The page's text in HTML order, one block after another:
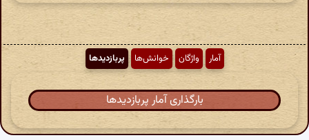
آمار واژگان خوانش‌ها پربازدیدها
بارگذاری آمار پربازدیدها